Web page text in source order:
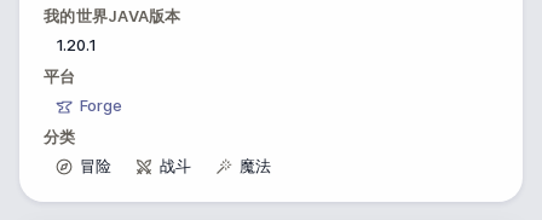
我的世界JAVA版本
1.20.1
平台
Forge
分类
冒险
战斗 魔法